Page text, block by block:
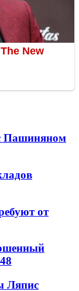
Пашиняном
от
Ляпис